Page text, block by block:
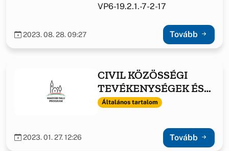
VP6-19.2.1.-7-2-17
2023. 08. 28. 09:27 Tovább
CIVIL KÖZÖSSÉGI
TEVÉKENYSÉGEK ÉS
FELTÉTELEINEK
Általános tartalom
2023. 01. 27. 12:26 Tovább